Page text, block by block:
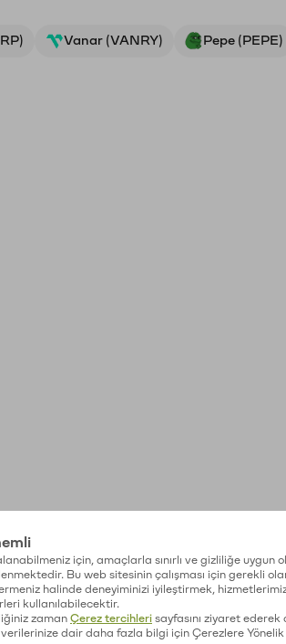
Vanar (VANRY) Pepe (PEPE)
için, amaçlarla sınırlı ve gizliliğe uygun
Bu web sitesinin çalışması için gerekli
halinde deneyiminizi iyileştirmek,
kullanılabilecektir.
zaman Çerez tercihleri sayfasını ziyaret
dair daha fazla bilgi için Çerezlere